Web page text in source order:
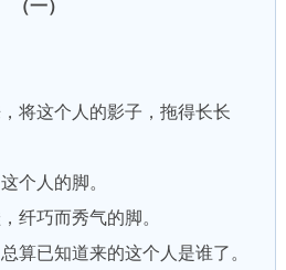
（一）
这个人的影子，拖得长长
人的脚。
巧而秀气的脚。
已知道来的这个人是谁了。